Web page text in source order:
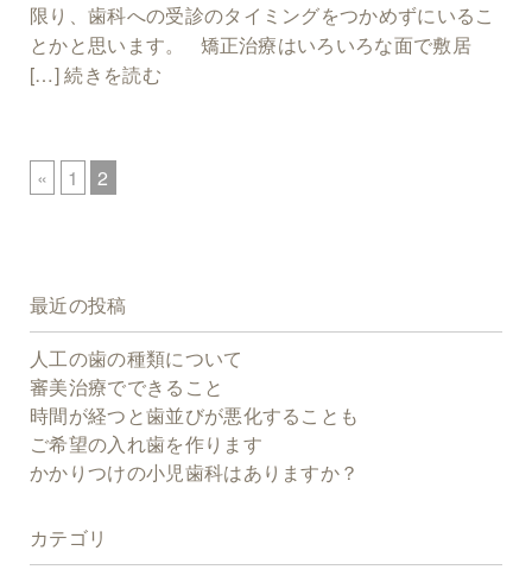
限り、歯科への受診のタイミングをつかめずにいるこ
とかと思います。 矯正治療はいろいろな面で敷居
[…]続きを読む
« 1 2
最近の投稿
人工の歯の種類について
審美治療でできること
時間が経つと歯並びが悪化することも
ご希望の入れ歯を作ります
かかりつけの小児歯科はありますか？
カテゴリ